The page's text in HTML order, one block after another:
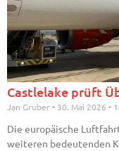
Castlelake prüft
Jan Gruber 30. Mai 2026
Die europäische
weiteren bedeutenden